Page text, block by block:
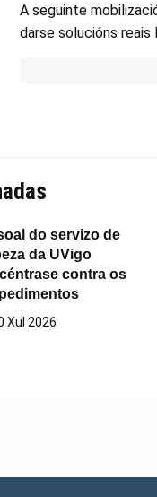
A seguinte
darse solucións
do servizo de
da UVigo
contra os
Xul 2026